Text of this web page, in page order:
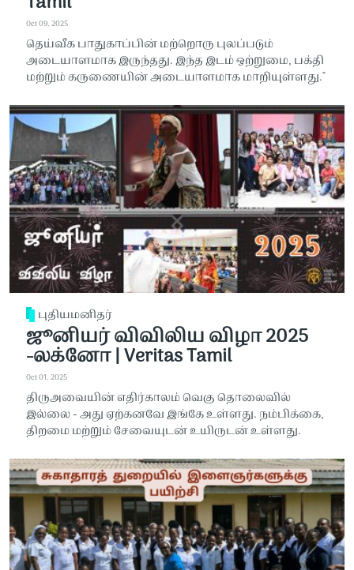
Oct 09, 2025
தெய்வீக பாதுகாப்பின் மற்றொரு புலப்படும்
அடையாளமாக இருந்தது. இந்த இடம் ஒற்றுமை, பக்தி
மற்றும் கருணையின் அடையாளமாக மாறியுள்ளது."
புதியமனிதர்
ஜூனியர் விவிலிய விழா 2025
-லக்னோ | Veritas Tamil
Oct 01, 2025
திருஅவையின் எதிர்காலம் வெகு தொலைவில்
இல்லை - அது ஏற்கனவே இங்கே உள்ளது. நம்பிக்கை,
திறமை மற்றும் சேவையுடன் உயிருடன் உள்ளது.